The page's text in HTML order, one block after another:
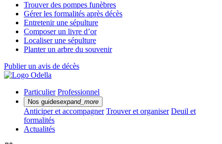
Trouver des pompes funèbres
Gérer les formalités après décès
Entretenir une sépulture
Composer un livre d’or
Localiser une sépulture
Planter un arbre du souvenir
Publier un avis de décès
Particulier Professionnel
Nos guidesexpand_more
Anticiper et accompagner Trouver et organiser Deuil et
formalités
Actualités